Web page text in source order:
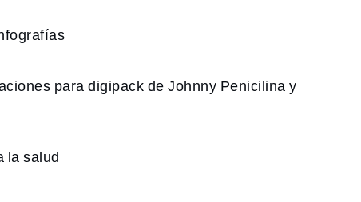
logotipo e infografías
e ilustraciones para
Penicilina y los
gráfica para la salud